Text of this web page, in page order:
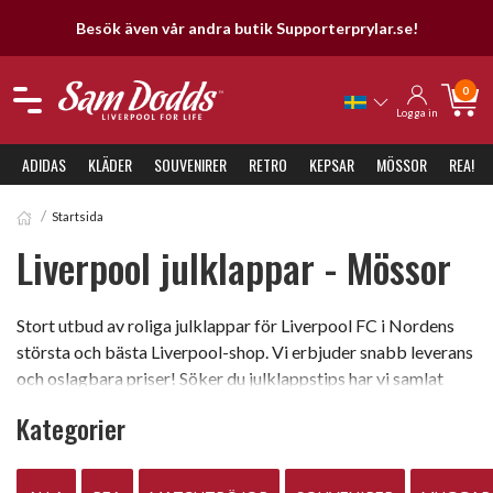
Besök även vår andra butik Supporterprylar.se!
Logga in
0
ADIDAS KLÄDER SOUVENIRER RETRO KEPSAR MÖSSOR REA!
Startsida
Liverpool julklappar - Mössor
Stort utbud av roliga julklappar för Liverpool FC i Nordens
största och bästa Liverpool-shop. Vi erbjuder snabb leverans
och oslagbara priser! Söker du julklappstips har vi samlat
uppskattade av Liverpool-supportern. Känslan av att få ett
Kategorier